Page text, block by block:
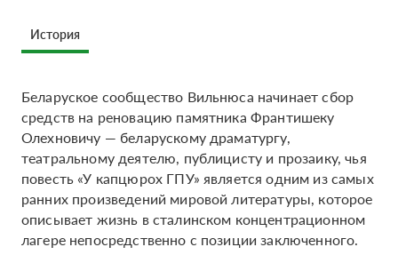
История
Беларуское сообщество Вильнюса начинает сбор
средств на реновацию памятника Франтишеку
Олехновичу — беларускому драматургу,
театральному деятелю, публицисту и прозаику, чья
повесть «У капцюрох ГПУ» является одним из самых
ранних произведений мировой литературы, которое
описывает жизнь в сталинском концентрационном
лагере непосредственно с позиции заключенного.